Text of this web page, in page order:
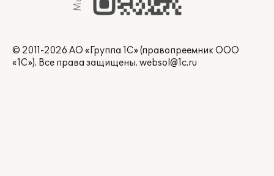
© 2011-2026 АО «Группа 1С» (правопреемник ООО
«1С»). Все права защищены. websol@1c.ru